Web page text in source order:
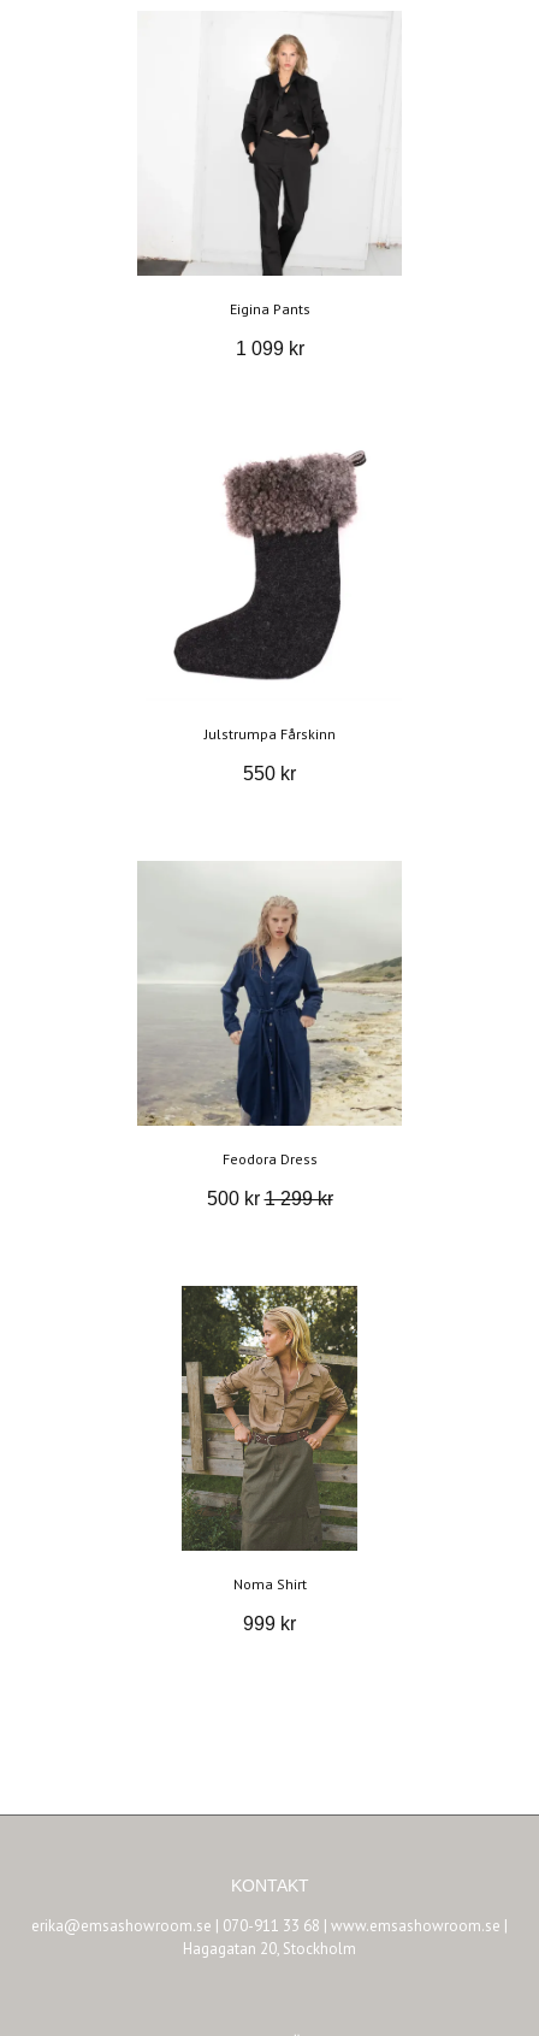
Eigina Pants
1 099 kr
Julstrumpa Fårskinn
550 kr
Feodora Dress
500 kr1 299 kr
Noma Shirt
999 kr
KONTAKT
erika@emsashowroom.se | 070-911 33 68 | www.emsashowroom.se |
Hagagatan 20, Stockholm